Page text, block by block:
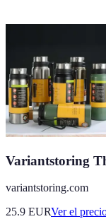
Variantstoring
variantstoring.com
25.9 EURVer el